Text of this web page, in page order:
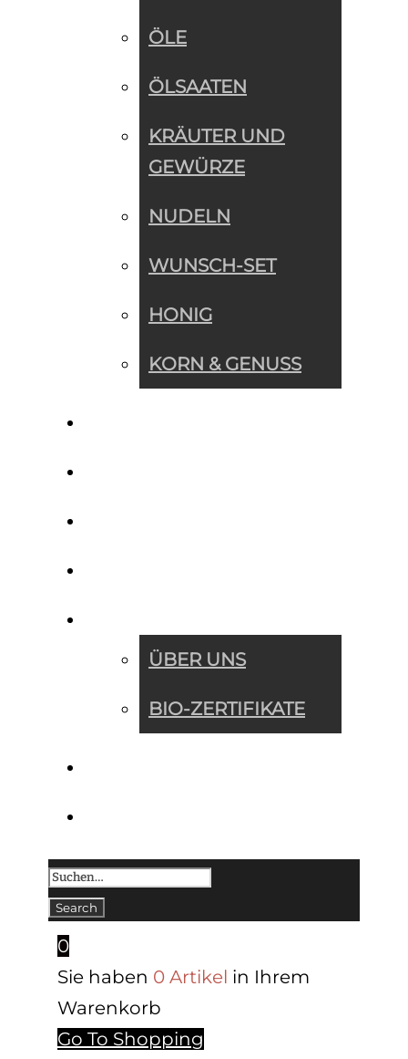
ÖLE
ÖLSAATEN
KRÄUTER UND
GEWÜRZE
NUDELN
WUNSCH-SET
HONIG
KORN & GENUSS
ÜBER UNS
BIO-ZERTIFIKATE
0
Sie haben 0 Artikel in Ihrem
Warenkorb
Go To Shopping